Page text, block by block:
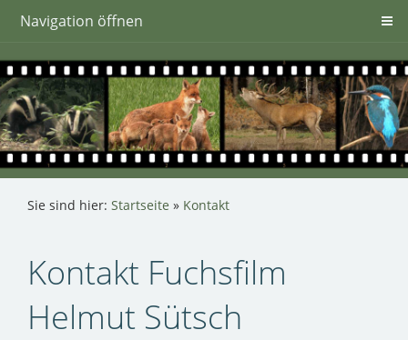
Navigation öffnen
Sie sind hier: Startseite » Kontakt
Kontakt Fuchsfilm
Helmut Sütsch